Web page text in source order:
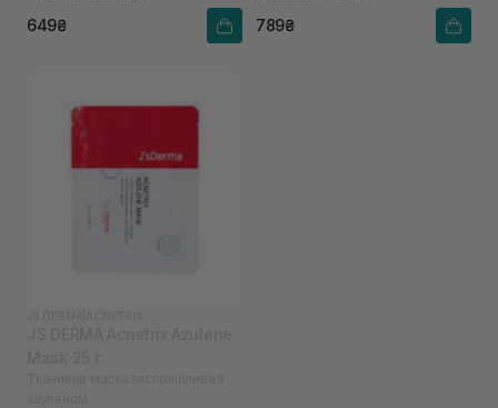
649₴ 789₴